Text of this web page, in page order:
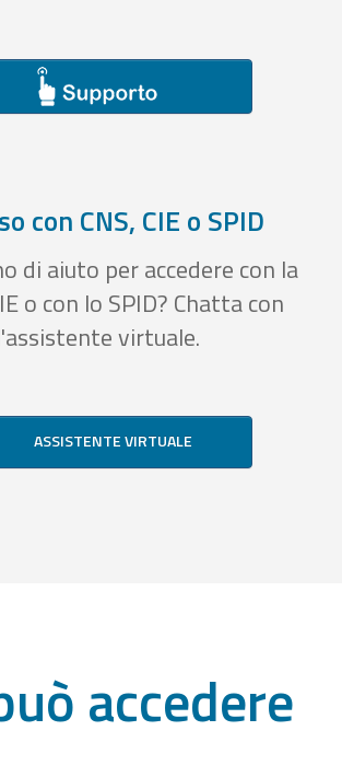
con CNS, CIE o SPID
di aiuto per accedere con la
o con lo SPID? Chatta con
virtuale.
ASSISTENTE VIRTUALE
accedere